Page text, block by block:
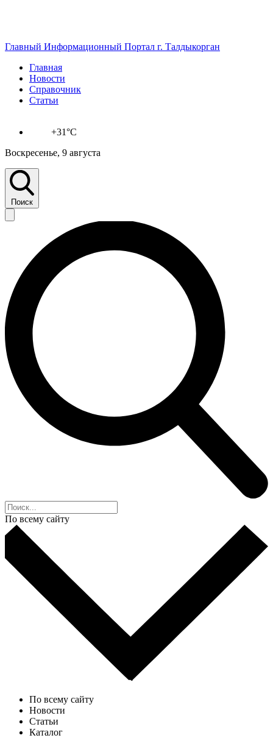
Главный Информационный Портал г. Талдыкорган
Главная
Новости
Справочник
Статьи
+31°C
Воскресенье, 9 августа
Поиск
По всему сайту
По всему сайту
Новости
Статьи
Каталог